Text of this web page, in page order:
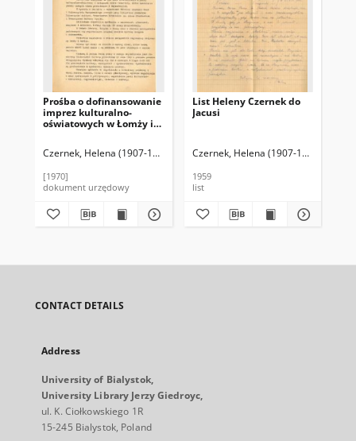
Prośba o dofinansowanie
imprez kulturalno-
oświatowych w Łomży i
Czernek, Helena (1907-1991)
[1970]
dokument urzędowy
List Heleny Czernek do
Jacusi
Czernek, Helena (1907-1991)
1959
list
CONTACT DETAILS
Address
University of Bialystok,
University Library Jerzy Giedroyc,
ul. K. Ciołkowskiego 1R
15-245 Bialystok, Poland